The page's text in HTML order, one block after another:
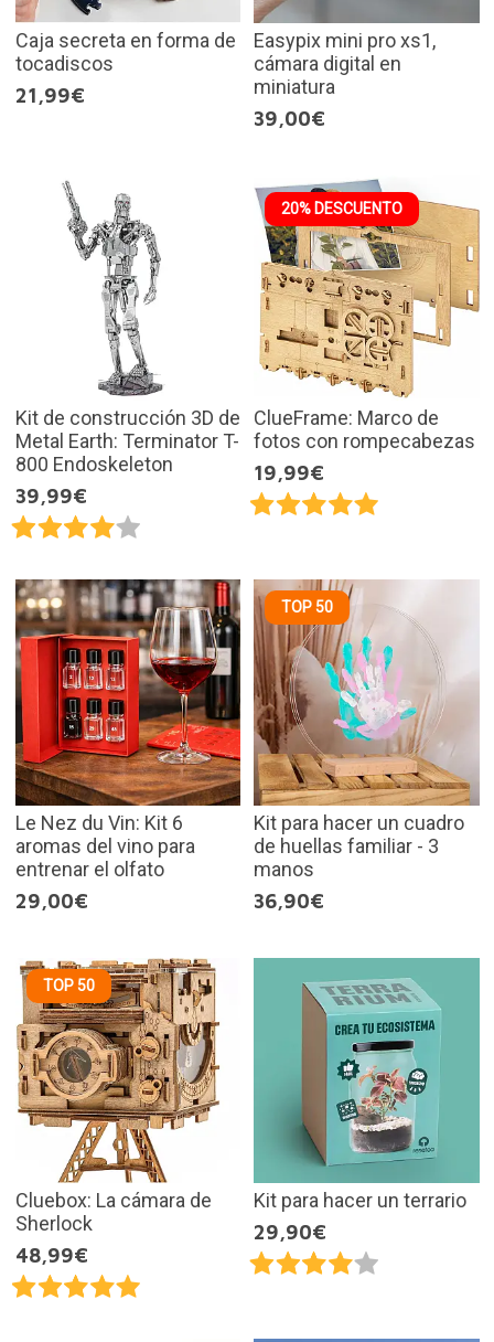
Caja secreta en forma de
tocadiscos
21,99€
Easypix mini pro xs1,
cámara digital en
miniatura
39,00€
Kit de construcción 3D de
Metal Earth: Terminator T-
800 Endoskeleton
39,99€
20% DESCUENTO
ClueFrame: Marco de
fotos con rompecabezas
19,99€
Le Nez du Vin: Kit 6
aromas del vino para
entrenar el olfato
29,00€
TOP 50
Kit para hacer un cuadro
de huellas familiar - 3
manos
36,90€
TOP 50
Cluebox: La cámara de
Sherlock
48,99€
Kit para hacer un terrario
29,90€